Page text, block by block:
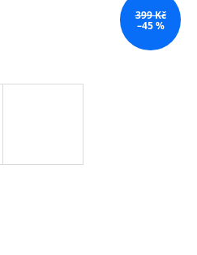
399 Kč
–45 %